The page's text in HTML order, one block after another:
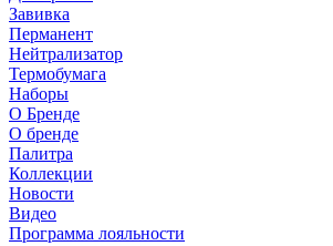
Завивка
Перманент
Нейтрализатор
Термобумага
Наборы
О Бренде
О бренде
Палитра
Коллекции
Новости
Видео
Программа лояльности